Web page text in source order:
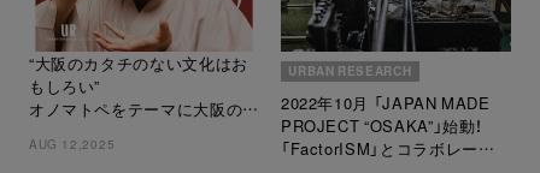
“大阪のカタチのない文化はお
もしろい”
オノマトペをテーマに大阪の独
ダクトを用いて表現
AUG 12,2025
URBAN RESEARCH
2022年10月 「JAPAN MADE
PROJECT “OSAKA”」始動！
「FactorISM」とコラボレーショ